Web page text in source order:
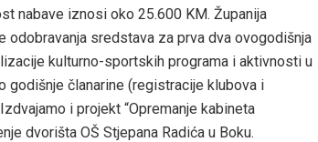
nabave iznosi oko 25.600 KM. Županija
sredstava za prva dva ovogodišnja
kulturno-sportskih programa i aktivnosti u
godišnje članarine (registracije klubova i
i projekt “Opremanje kabineta
dvorišta OŠ Stjepana Radića u Boku.